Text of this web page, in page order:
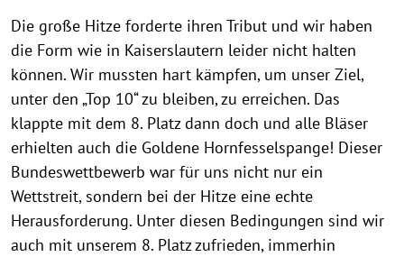
Die große Hitze forderte ihren Tribut und wir haben
die Form wie in Kaiserslautern leider nicht halten
können. Wir mussten hart kämpfen, um unser Ziel,
unter den „Top 10“ zu bleiben, zu erreichen. Das
klappte mit dem 8. Platz dann doch und alle Bläser
erhielten auch die Goldene Hornfesselspange! Dieser
Bundeswettbewerb war für uns nicht nur ein
Wettstreit, sondern bei der Hitze eine echte
Herausforderung. Unter diesen Bedingungen sind wir
auch mit unserem 8. Platz zufrieden, immerhin